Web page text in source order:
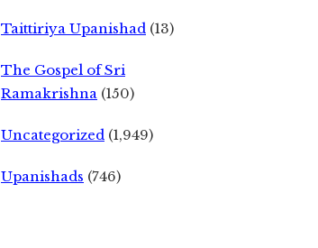
Taittiriya Upanishad (13)
The Gospel of Sri
Ramakrishna (150)
Uncategorized (1,949)
Upanishads (746)